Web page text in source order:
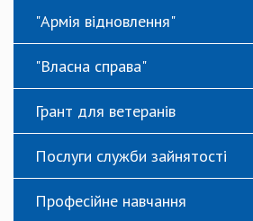
"Армія відновлення"
"Власна справа"
Грант для ветеранів
Послуги служби зайнятості
Професійне навчання